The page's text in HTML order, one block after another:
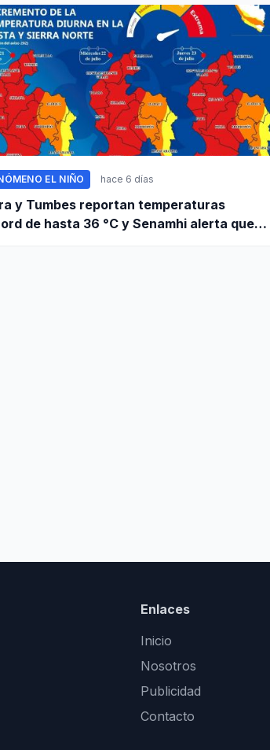
EL NIÑO hace 6 días
y Tumbes reportan temperaturas
de hasta 36 °C y Senamhi alerta que
Enlaces
Inicio
Nosotros
Publicidad
Contacto